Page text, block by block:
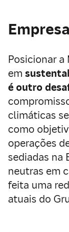
Posicionar a
em
é outro
climáticas
como
operações
sediadas na
neutras em
feita uma
atuais do